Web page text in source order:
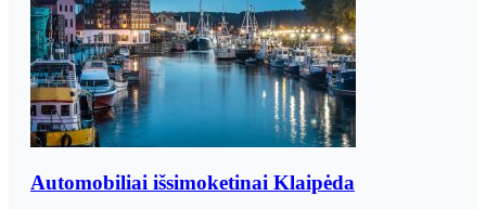
Automobiliai išsimoketinai Klaipėda